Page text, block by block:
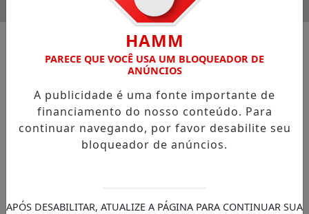
HOSPITAL SAMARITANO HIGIENÓPOLIS
COLUNA SOCIAL
Café da manhã da Creche Regina
Angelorum reúne convidados e
colaboradores para comemorar o
Dia Internacional da Mulher
HAMM
PARECE QUE VOCÊ USA UM BLOQUEADOR DE
ANÚNCIOS
A publicidade é uma fonte importante de
financiamento do nosso conteúdo. Para
continuar navegando, por favor desabilite seu
bloqueador de anúncios.
APÓS DESABILITAR, ATUALIZE A PÁGINA PARA CONTINUAR SUA